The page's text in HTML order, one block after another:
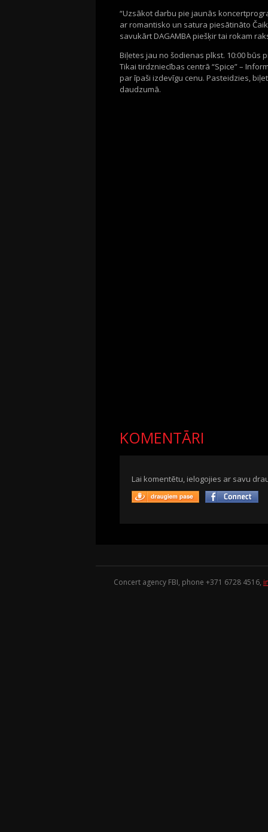
“Uzsākot darbu pie jaunās
ar romantisko un satura piesātināto
savukārt DAGAMBA piešķir tai rokam
Biļetes jau no šodienas plkst. 10:00 būs
Tikai tirdzniecības centrā “Spice” –
par īpaši izdevīgu cenu. Pasteidzies,
daudzumā.
KOMENTĀRI
Lai komentētu, ielogojies ar savu
Concert agency FBI, phone +371 6728 4516,